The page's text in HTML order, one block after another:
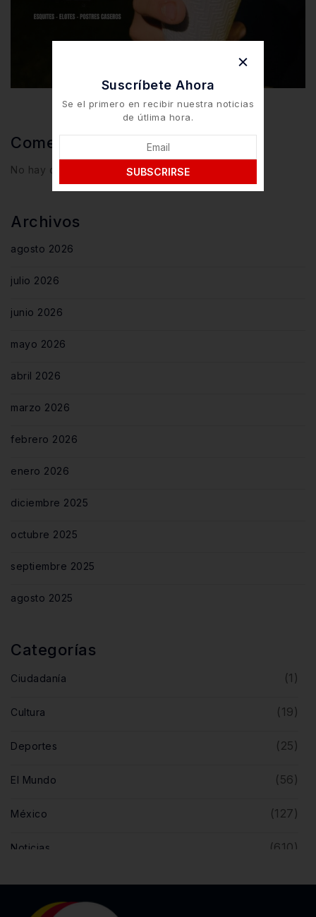
Comentarios Recientes
No hay comentarios que mostrar.
Archivos
agosto 2026
julio 2026
junio 2026
mayo 2026
abril 2026
marzo 2026
febrero 2026
enero 2026
diciembre 2025
octubre 2025
septiembre 2025
agosto 2025
Categorías
Ciudadanía (1)
Cultura (19)
Deportes (25)
El Mundo (56)
México (127)
Noticias (610)
(5)
Suscríbete Ahora
Se el primero en recibir nuestra noticias
de útlima hora.
SUBSCRIRSE